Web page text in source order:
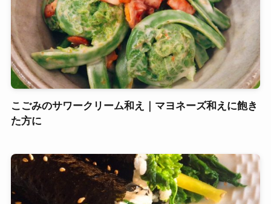
こごみのサワークリーム和え｜マヨネーズ和えに飽き
た方に